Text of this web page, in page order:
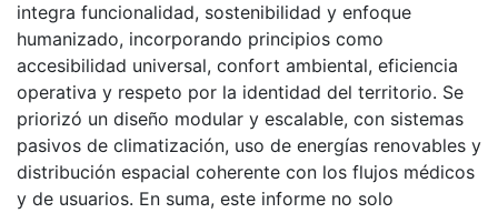
integra funcionalidad, sostenibilidad y enfoque
humanizado, incorporando principios como
accesibilidad universal, confort ambiental, eficiencia
operativa y respeto por la identidad del territorio. Se
priorizó un diseño modular y escalable, con sistemas
pasivos de climatización, uso de energías renovables y
distribución espacial coherente con los flujos médicos
y de usuarios. En suma, este informe no solo